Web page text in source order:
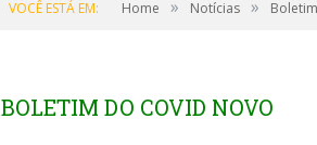
VOCÊ ESTÁ EM: Home » Notícias »
BOLETIM DO COVID NOVO